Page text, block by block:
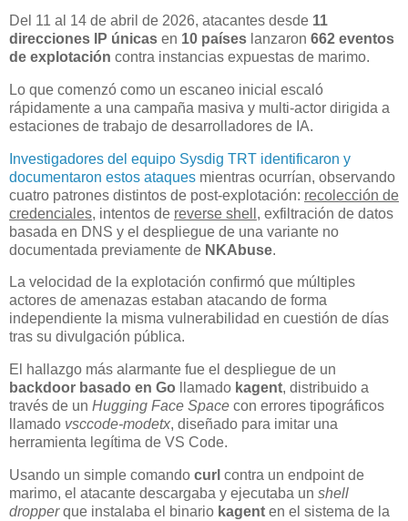
Del 11 al 14 de abril de 2026, atacantes desde 11
direcciones IP únicas en 10 países lanzaron 662 eventos
de explotación contra instancias expuestas de marimo.
Lo que comenzó como un escaneo inicial escaló
rápidamente a una campaña masiva y multi-actor dirigida a
estaciones de trabajo de desarrolladores de IA.
Investigadores del equipo Sysdig TRT identificaron y
documentaron estos ataques mientras ocurrían, observando
cuatro patrones distintos de post-explotación: recolección de
credenciales, intentos de reverse shell , exfiltración de datos
basada en DNS y el despliegue de una variante no
documentada previamente de NKAbuse.
La velocidad de la explotación confirmó que múltiples
actores de amenazas estaban atacando de forma
independiente la misma vulnerabilidad en cuestión de días
tras su divulgación pública.
El hallazgo más alarmante fue el despliegue de un
backdoor basado en Go llamado kagent, distribuido a
través de un Hugging Face Space con errores tipográficos
llamado vsccode-modetx, diseñado para imitar una
herramienta legítima de VS Code.
Usando un simple comando curl contra un endpoint de
marimo, el atacante descargaba y ejecutaba un shell
dropperque instalaba el binario kagent en el sistema de la